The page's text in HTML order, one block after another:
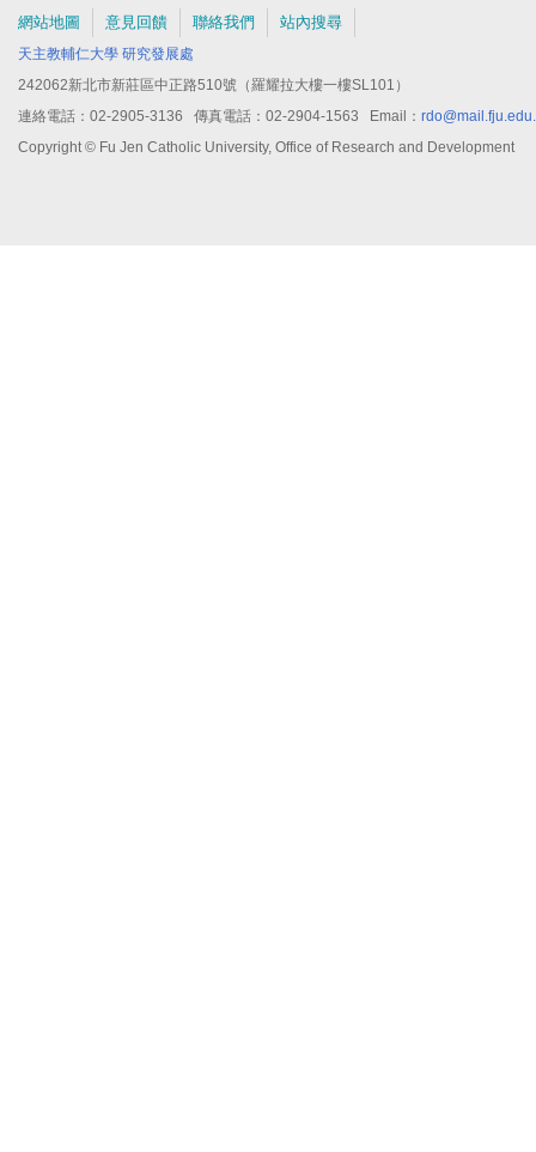
網站地圖 意見回饋 聯絡我們 站內搜尋
天主教輔仁大學 研究發展處
242062新北市新莊區中正路510號（羅耀拉大樓一樓SL101）
連絡電話：02-2905-3136 傳真電話：02-2904-1563 Email：
Copyright © Fu Jen Catholic University, Office of Research and Development